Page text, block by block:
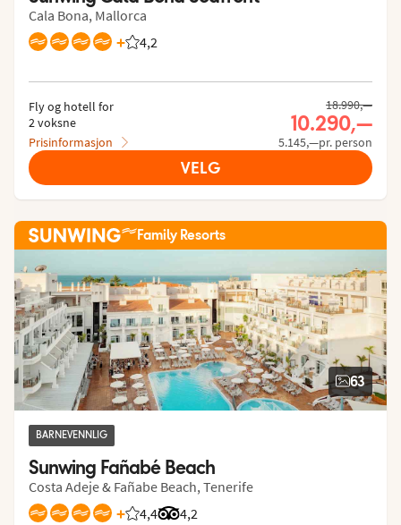
Cala Bona, Mallorca
+ 4,2
Vurdering fra Vings gjester: 4.187/5
Fly og hotell for
2 voksne
Prisinformasjon
18.990,—
10.290,—
5.145,—pr. person
VELG
Family Resorts
63
BARNEVENNLIG
Sunwing Fañabé Beach
Costa Adeje & Fañabe Beach, Tenerife
+ 4,4
Vurdering fra Vings gjester: 4.401/5
4,2
Vurdering fra Tripadvisor: 4.2 of 5